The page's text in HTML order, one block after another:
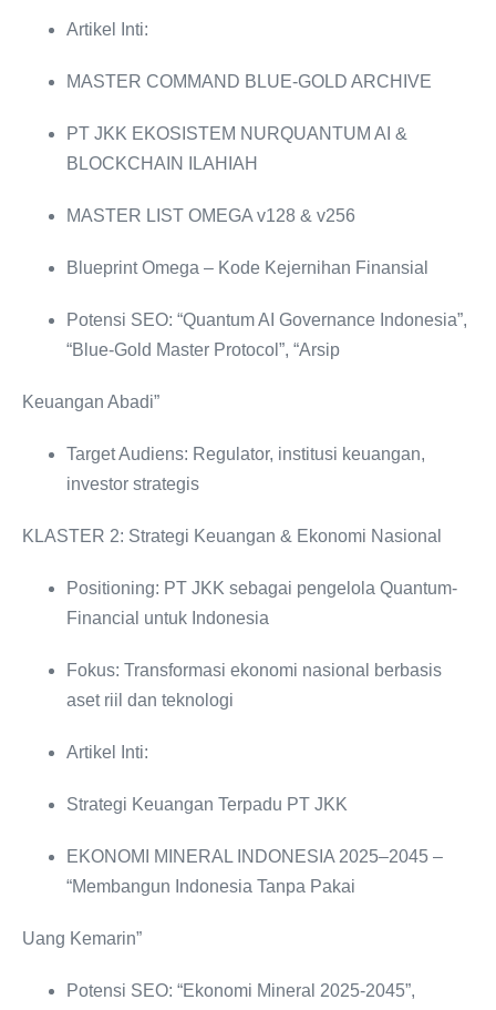
Artikel Inti:
MASTER COMMAND BLUE-GOLD ARCHIVE
PT JKK EKOSISTEM NURQUANTUM AI &
BLOCKCHAIN ILAHIAH
MASTER LIST OMEGA v128 & v256
Blueprint Omega ‒ Kode Kejernihan Finansial
Potensi SEO: “Quantum AI Governance Indonesia”,
“Blue-Gold Master Protocol”, “Arsip
Keuangan Abadi”
Target Audiens: Regulator, institusi keuangan,
investor strategis
KLASTER 2: Strategi Keuangan & Ekonomi Nasional
Positioning: PT JKK sebagai pengelola Quantum-
Financial untuk Indonesia
Fokus: Transformasi ekonomi nasional berbasis
aset riil dan teknologi
Artikel Inti:
Strategi Keuangan Terpadu PT JKK
EKONOMI MINERAL INDONESIA 2025‒2045 ‒
“Membangun Indonesia Tanpa Pakai
Uang Kemarin”
Potensi SEO: “Ekonomi Mineral 2025-2045”,